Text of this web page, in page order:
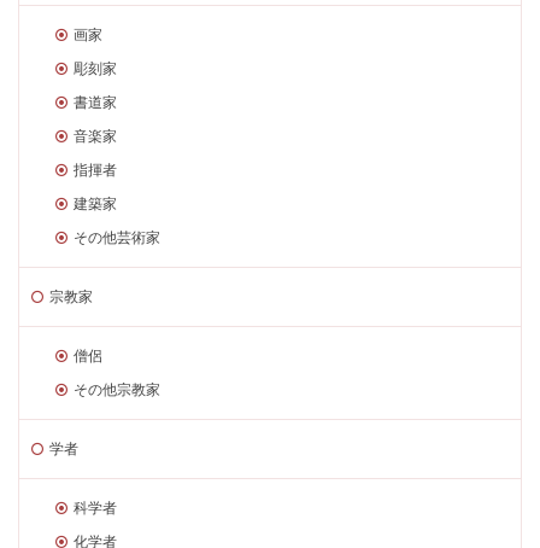
画家
彫刻家
書道家
音楽家
指揮者
建築家
その他芸術家
宗教家
僧侶
その他宗教家
学者
科学者
化学者